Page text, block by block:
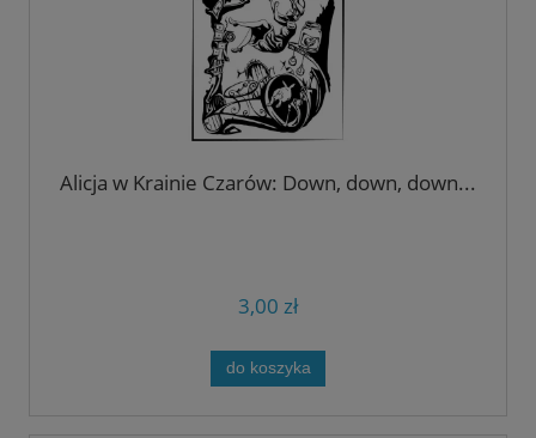
Alicja w Krainie Czarów: Down, down, down...
3,00 zł
do koszyka